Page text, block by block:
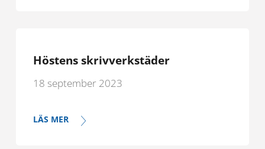
Höstens skrivverkstäder
18 september 2023
LÄS MER